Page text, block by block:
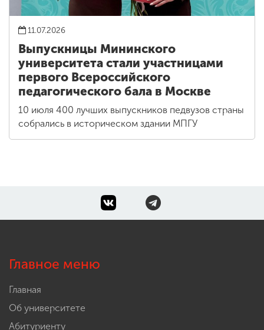
11.07.2026
Выпускницы Мининского
университета стали участницами
первого Всероссийского
педагогического бала в Москве
10 июля 400 лучших выпускников педвузов страны
собрались в историческом здании МПГУ
Главное меню
Главная
Об университете
Абитуриенту